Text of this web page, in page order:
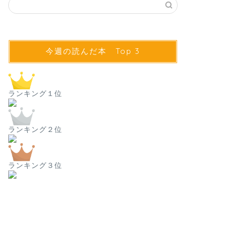
今週の読んだ本 Top 3
ランキング１位
ランキング２位
ランキング３位